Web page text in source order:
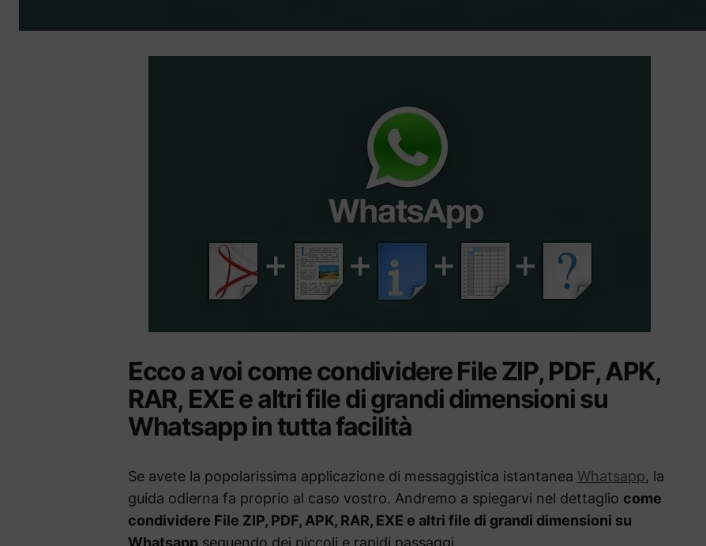
Ecco a voi come condividere File ZIP, PDF, APK,
RAR, EXE e altri file di grandi dimensioni su
Whatsapp in tutta facilità
Se avete la popolarissima applicazione di messaggistica istantanea Whatsapp, la
guida odierna fa proprio al caso vostro. Andremo a spiegarvi nel dettaglio come
condividere File ZIP, PDF, APK, RAR, EXE e altri file di grandi dimensioni su
Whatsapp seguendo dei piccoli e rapidi passaggi.